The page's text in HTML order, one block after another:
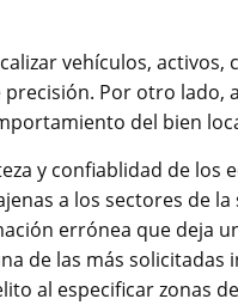
vehículos,
Por otro lado,
del bien
y confiablidad de los
a los sectores de
errónea que deja
de las más
al especificar zonas